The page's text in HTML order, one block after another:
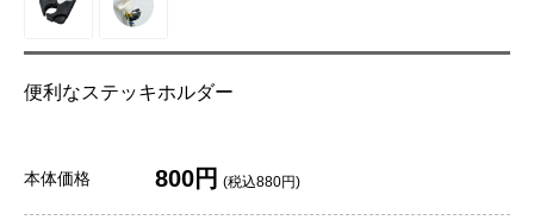
便利なステッキホルダー
本体価格 800円 (税込880円)